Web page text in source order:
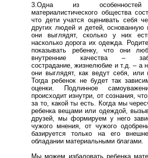
3.Одна из
материалистического общества
что дети учатся оценивать себя
других людей и детей, основанную
они выглядят, сколько у них
насколько дорога их одежда.
показывать ребенку, что они
внутренние качества –
сострадание, жизнелюбие и т.д. – а
они выглядят, как ведут себя, или
Тогда ребенок не будет так
оценки. Подлинное
происходит изнутри, от сознания,
за то, какой ты есть. Когда мы
ребенка вещами или одеждой,
друзей, мы формируем у него
чужого мнения, от чужого
базируется только на его
обладании материальными благами.
Мы можем избаловать ребенка